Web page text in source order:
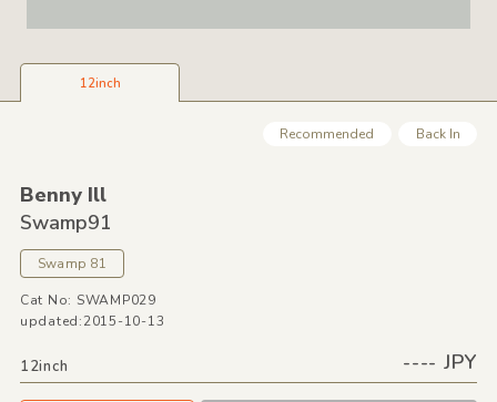
12inch
Recommended Back In
Benny Ill
Swamp91
Swamp 81
Cat No: SWAMP029
updated:2015-10-13
12inch ---- JPY